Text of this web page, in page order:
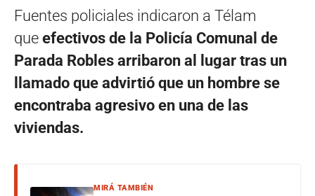
Fuentes policiales indicaron a Télam
que efectivos de la Policía Comunal de
Parada Robles arribaron al lugar tras un
llamado que advirtió que un hombre se
encontraba agresivo en una de las
viviendas.
MIRÁ TAMBIÉN